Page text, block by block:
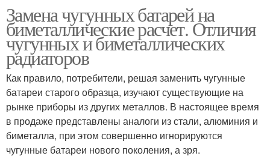
Замена чугунных батарей на
биметаллические расчет. Отличия
чугунных и биметаллических
радиаторов
Как правило, потребители, решая заменить чугунные
батареи старого образца, изучают существующие на
рынке приборы из других металлов. В настоящее время
в продаже представлены аналоги из стали, алюминия и
биметалла, при этом совершенно игнорируются
чугунные батареи нового поколения, а зря.